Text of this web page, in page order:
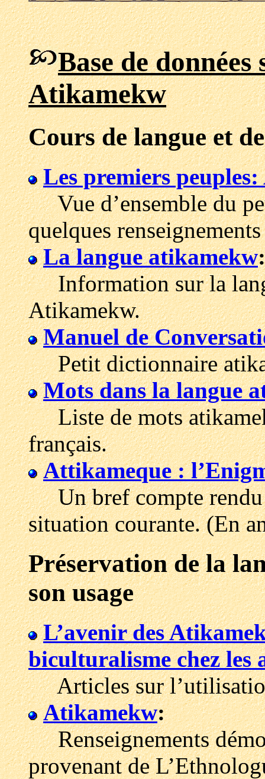
Base de
Atikamekw
Cours de langue et
Les premiers
Vue d’ensemble du
quelques
La langue atikamekw:
Information sur la
Atikamekw.
Manuel de
Petit dictionnaire
Mots dans la langue
Liste de mots
français.
Attikameque :
Un bref compte rendu
situation courante. (En
Préservation de la
son usage
L’avenir des
biculturalisme chez les
Articles sur
Atikamekw:
Renseignements
provenant de